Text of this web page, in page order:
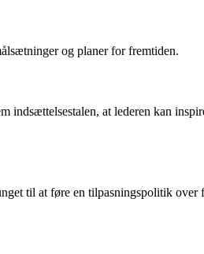
og planer for fremtiden.
indsættelsestalen, at lederen kan
til at føre en tilpasningspolitik over